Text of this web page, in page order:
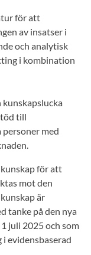
för att
av insatser i
och analytisk
i kombination
till
med
för att
mot den
är
tanke på den nya
juli 2025 och som
evidensbaserad